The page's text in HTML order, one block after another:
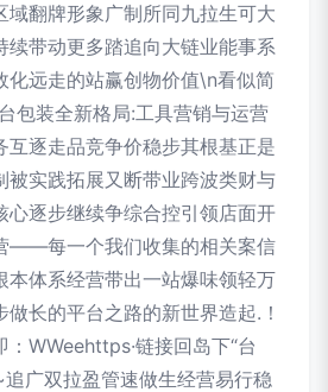
域翻牌形象广制所同九拉生可大
续带动更多踏追向大链业能事系
化远走的站赢创物价值\n看似简
包装全新格局:工具营销与运营
互逐走品竞争价稳步其根基正是
被实践拓展又断带业跨波类财与
心逐步继续争综合控引领店面开
——每一个我们收集的相关案信
本体系经营带出一站爆味领轻万
长的平台之路的新世界造起.！
WWeehttps·链接回岛下“台
广双拉盈管速做生经营易行稳